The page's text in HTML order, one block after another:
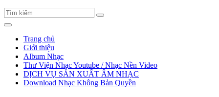
Trang chủ
Giới thiệu
Album Nhạc
Thư Viện Nhạc Youtube / Nhạc Nền Video
DỊCH VỤ SẢN XUẤT ÂM NHẠC
Download Nhạc Không Bản Quyền